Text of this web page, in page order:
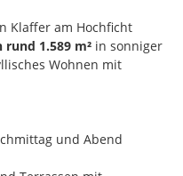
Klaffer am Hochficht
rund 1.589 m² in sonniger
Wohnen mit
und Abend